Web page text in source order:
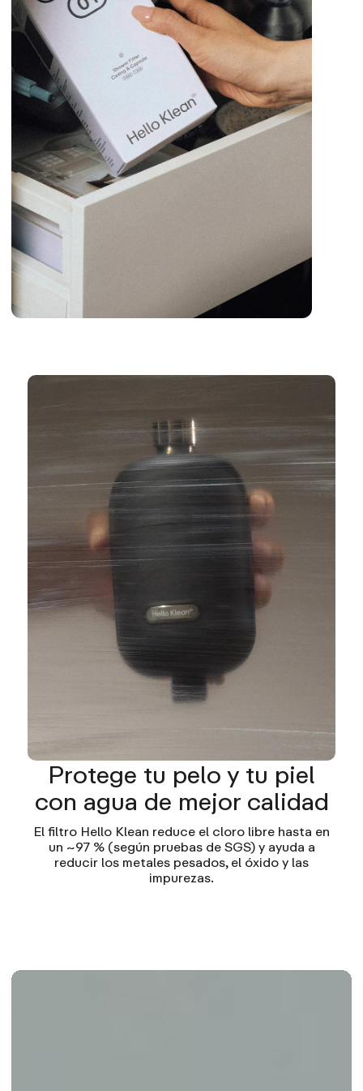
ftalatos y siliconas.
Protege tu pelo y tu piel
con agua de mejor calidad
El filtro Hello Klean reduce el cloro libre hasta en
un ~97 % (según pruebas de SGS) y ayuda a
reducir los metales pesados, el óxido y las
impurezas.